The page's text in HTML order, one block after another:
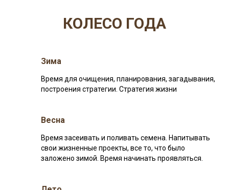
КОЛЕСО ГОДА
Зима
Время для очищения, планирования, загадывания,
построения стратегии. Стратегия жизни
Весна
Время засеивать и поливать семена. Напитывать
свои жизненные проекты, все то, что было
заложено зимой. Время начинать проявляться.